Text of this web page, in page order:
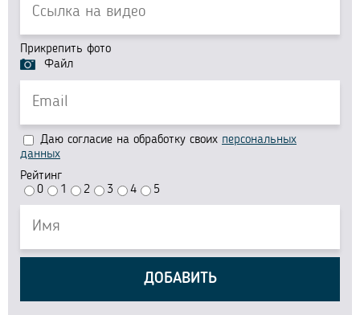
Прикрепить фото
Файл
Даю согласие на обработку своих персональных
данных
Рейтинг
0
1 2 3 4 5
ДОБАВИТЬ